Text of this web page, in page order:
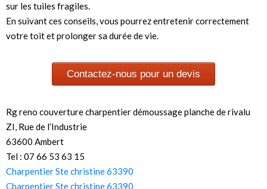
sur les tuiles fragiles.
En suivant ces conseils, vous pourrez entretenir correctement
votre toit et prolonger sa durée de vie.
Contactez-nous pour un devis
Rg reno couverture charpentier démoussage planche de rivalu
ZI, Rue de l’Industrie
63600 Ambert
Tel : 07 66 53 63 15
Charpentier Ste christine 63390
Charpentier Ste christine 63390